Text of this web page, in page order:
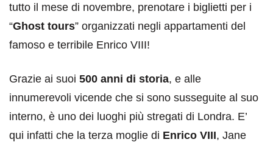
tutto il mese di novembre, prenotare i biglietti per i
“Ghost tours” organizzati negli appartamenti del
famoso e terribile Enrico VIII!
Grazie ai suoi 500 anni di storia, e alle
innumerevoli vicende che si sono susseguite al suo
interno, è uno dei luoghi più stregati di Londra. E’
qui infatti che la terza moglie di Enrico VIII, Jane